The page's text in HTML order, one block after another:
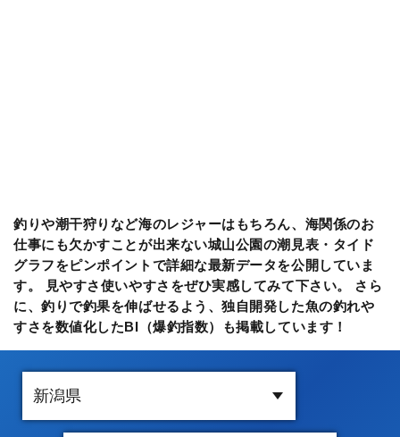
釣りや潮干狩りなど海のレジャーはもちろん、海関係のお
仕事にも欠かすことが出来ない城山公園の潮見表・タイド
グラフをピンポイントで詳細な最新データを公開していま
す。 見やすさ使いやすさをぜひ実感してみて下さい。 さら
に、釣りで釣果を伸ばせるよう、独自開発した魚の釣れや
すさを数値化したBI（爆釣指数）も掲載しています！